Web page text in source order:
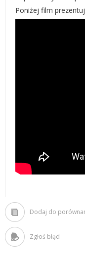
Poniżej film
Dodaj do
Zgłoś błąd